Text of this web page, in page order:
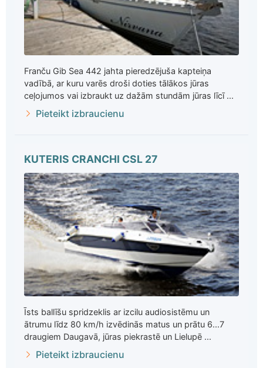
Franču Gib Sea 442 jahta pieredzējuša kapteiņa
vadībā, ar kuru varēs droši doties tālākos jūras
ceļojumos vai izbraukt uz dažām stundām jūras līcī ...
Pieteikt izbraucienu
KUTERIS CRANCHI CSL 27
Īsts ballīšu spridzeklis ar izcilu audiosistēmu un
ātrumu līdz 80 km/h izvēdinās matus un prātu 6...7
draugiem Daugavā, jūras piekrastē un Lielupē ...
Pieteikt izbraucienu